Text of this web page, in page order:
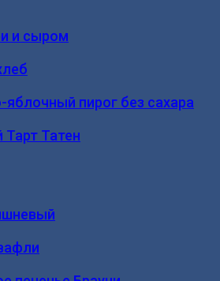
и сыром
пирог без сахара
Татен